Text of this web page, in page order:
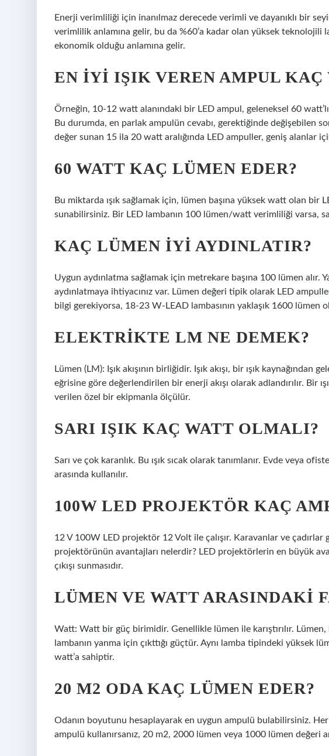
Enerji verimliliği için inanılmaz derecede verimli ve dayanıklı bir
verimlilik anlamına gelir, bu da %60’a kadar olan yüksek teknolojili
ekonomik olduğu anlamına gelir.
EN IYI IŞIK VEREN AMPUL KAÇ
Örneğin, 10-12 watt alanındaki bir LED ampul, geleneksel 60
Bu durumda, en parlak ampulün cevabı, gerektiğinde değişebilen
değer sunan 15 ila 20 watt aralığında LED ampuller, geniş alanlar
60 WATT KAÇ LÜMEN EDER?
Bu miktarda ışık sağlamak için, lümen başına yüksek watt olan bir
sunabilirsiniz. Bir LED lambanın 100 lümen/watt verimliliği varsa,
KAÇ LÜMEN IYI AYDINLATIR?
Uygun aydınlatma sağlamak için metrekare başına 100 lümen alır.
aydınlatmaya ihtiyacınız var. Lümen değeri tipik olarak LED
bilgi gerekiyorsa, 18-23 W-LEAD lambasının yaklaşık 1600 lümen
ELEKTRIKTE LM NE DEMEK?
Lümen (LM): Işık akışının birliğidir. Işık akışı, bir ışık kaynağından
eğrisine göre değerlendirilen bir enerji akışı olarak adlandırılır. Bir
verilen özel bir ekipmanla ölçülür.
SARI IŞIK KAÇ WATT OLMALI?
Sarı ve çok karanlık. Bu ışık sıcak olarak tanımlanır. Evde veya
arasında kullanılır.
100W LED PROJEKTÖR KAÇ
12 V 100W LED projektör 12 Volt ile çalışır. Karavanlar ve çadırlar
projektörünün avantajları nelerdir? LED projektörlerin en büyük
çıkışı sunmasıdır.
LÜMEN VE WATT ARASINDAKI
Watt: Watt bir güç birimidir. Genellikle lümen ile karıştırılır. Lümen,
lambanın yanma için çıkttığı güçtür. Aynı lamba tipindeki yüksek
watt’a sahiptir.
20 M2 ODA KAÇ LÜMEN EDER?
Odanın boyutunu hesaplayarak en uygun ampulü bulabilirsiniz. Her
ampulü kullanırsanız, 20 m2, 2000 lümen veya 1000 lümen değeri